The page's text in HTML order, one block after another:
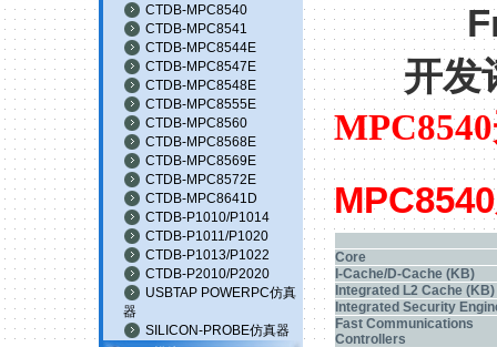
CTDB-MPC8540
CTDB-MPC8541
CTDB-MPC8544E
CTDB-MPC8547E
CTDB-MPC8548E
CTDB-MPC8555E
CTDB-MPC8560
CTDB-MPC8568E
CTDB-MPC8569E
CTDB-MPC8572E
CTDB-MPC8641D
CTDB-P1010/P1014
CTDB-P1011/P1020
CTDB-P1013/P1022
CTDB-P2010/P2020
USBTAP POWERPC仿真
器
SILICON-PROBE仿真器
开发
MPC8540
MPC8540
Core
I-Cache/D-Cache (KB)
Integrated L2 Cache (KB)
Integrated Security
Fast Communications
Controllers